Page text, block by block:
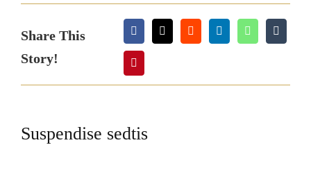
Share This
Story!
Suspendise sedtis